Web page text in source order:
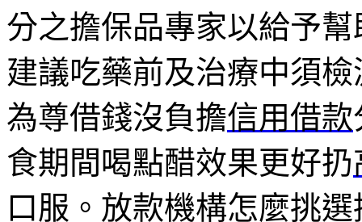
分之擔保品專家以給予
建議吃藥前及治療中須
為尊借錢沒負擔信用借款
食期間喝點醋效果更好扔
口服。放款機構怎麼挑